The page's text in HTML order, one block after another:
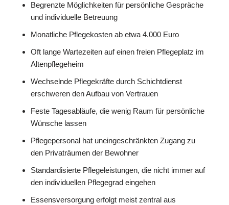
Begrenzte Möglichkeiten für persönliche Gespräche
und individuelle Betreuung
Monatliche Pflegekosten ab etwa 4.000 Euro
Oft lange Wartezeiten auf einen freien Pflegeplatz im
Altenpflegeheim
Wechselnde Pflegekräfte durch Schichtdienst
erschweren den Aufbau von Vertrauen
Feste Tagesabläufe, die wenig Raum für persönliche
Wünsche lassen
Pflegepersonal hat uneingeschränkten Zugang zu
den Privaträumen der Bewohner
Standardisierte Pflegeleistungen, die nicht immer auf
den individuellen Pflegegrad eingehen
Essensversorgung erfolgt meist zentral aus